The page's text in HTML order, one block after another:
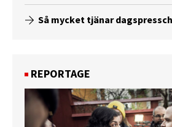
Så mycket tjänar
REPORTAGE